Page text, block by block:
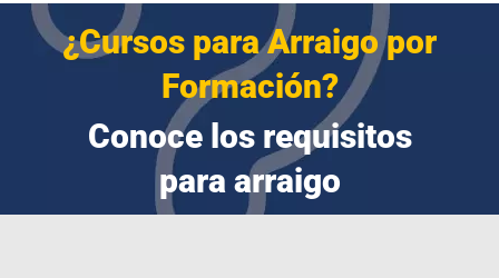
¿Cursos para Arraigo por
Formación?
Conoce los requisitos
para arraigo